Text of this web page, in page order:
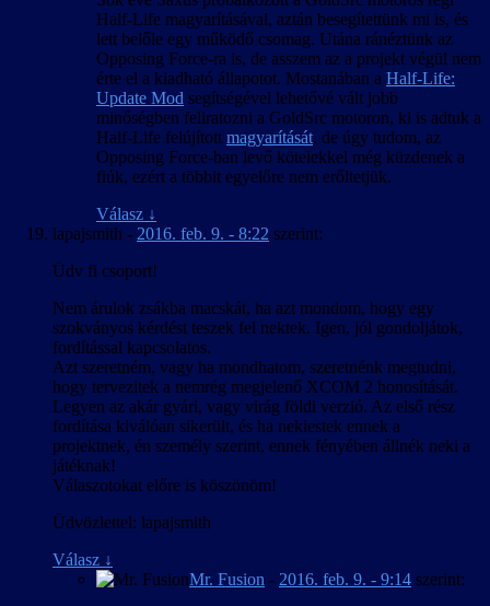
Half-Life magyarításával, aztán besegítettünk mi is, és
lett belőle egy működő csomag. Utána ránéztünk az
Opposing Force-ra is, de asszem az a projekt végül nem
érte el a kiadható állapotot. Mostanában a Half-Life:
Update Mod segítségével lehetővé vált jobb
minőségben feliratozni a GoldSrc motoron, ki is adtuk a
Half-Life felújított magyarítását, de úgy tudom, az
Opposing Force-ban levő kötelekkel még küzdenek a
fiúk, ezért a többit egyelőre nem erőltetjük.
Válasz ↓
lapajsmith - 2016. feb. 9. - 8:22 szerint:
Üdv fi csoport!
Nem árulok zsákba macskát, ha azt mondom, hogy egy
szokványos kérdést teszek fel nektek. Igen, jól gondoljátok,
fordítással kapcsolatos.
Azt szeretném, vagy ha mondhatom, szeretnénk megtudni,
hogy tervezitek a nemrég megjelenő XCOM 2 honosítását.
Legyen az akár gyári, vagy virág földi verzió. Az első rész
fordítása kiválóan sikerült, és ha nekiestek ennek a
projektnek, én személy szerint, ennek fényében állnék neki a
játéknak!
Válaszotokat előre is köszönöm!
Üdvözlettel: lapajsmith
Válasz ↓
Mr. Fusion - 2016. feb. 9. - 9:14 szerint: